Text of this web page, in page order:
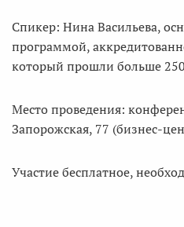
Спикер: Нина Васильева,
программой,
который прошли больше 250
Место проведения:
Запорожская, 77 (бизнес-
Участие бесплатное,